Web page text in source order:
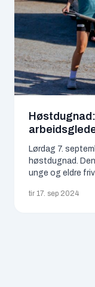
Lørdag 7.
høstdugnad.
unge og eldre
tir 17. sep 2024
Senior
Ungdom